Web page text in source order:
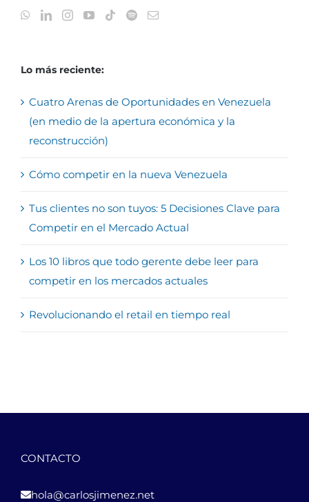
Lo más reciente:
Cuatro Arenas de Oportunidades en Venezuela
(en medio de la apertura económica y la
reconstrucción)
Cómo competir en la nueva Venezuela
Tus clientes no son tuyos: 5 Decisiones Clave para
Competir en el Mercado Actual
Los 10 libros que todo gerente debe leer para
competir en los mercados actuales
Revolucionando el retail en tiempo real
CONTACTO
hola@carlosjimenez.net